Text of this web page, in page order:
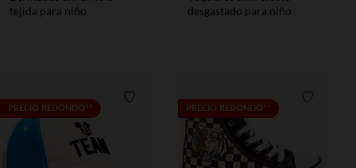
tejida para niño
desgastado para niño
PRECIO REDONDO** Lista de requisitosPRECIO REDONDO**